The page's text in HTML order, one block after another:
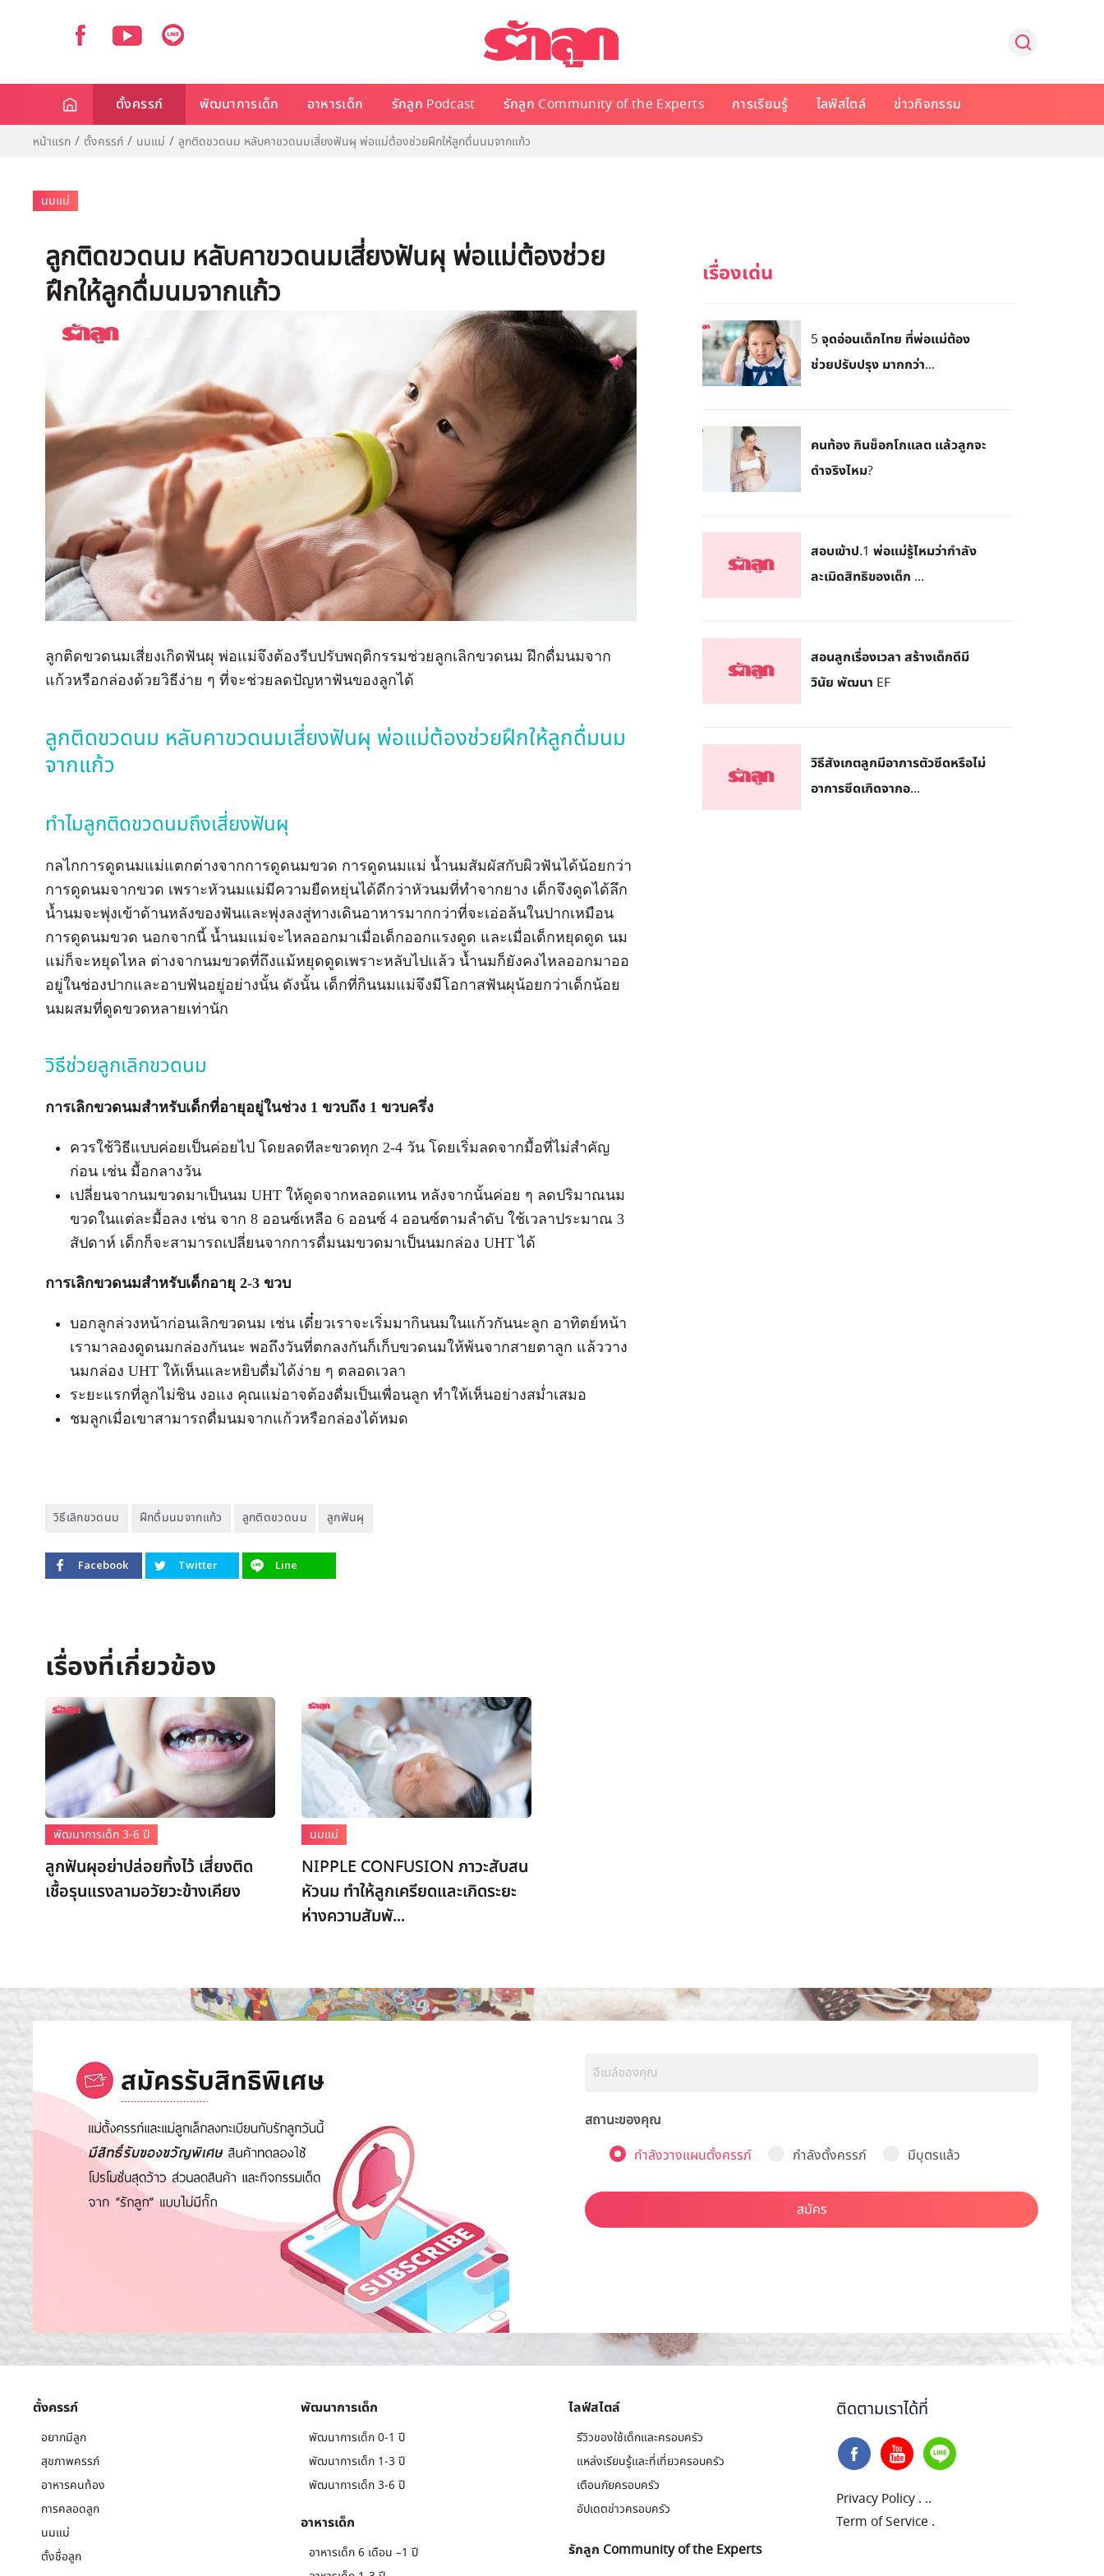
ตั้งครรภ์ พัฒนาการเด็ก อาหารเด็ก รักลูก Podcast รักลูก Community of the Experts การเรียนรู้ ไลฟ์สไตล์ ข่าวกิจกรรม
หน้าแรก ตั้งครรภ์ นมแม่ ลูกติดขวดนม หลับคาขวดนมเสี่ยงฟันผุ พ่อแม่ต้องช่วยฝึกให้ลูกดื่มนมจากแก้ว
นมแม่
ลูกติดขวดนม หลับคาขวดนมเสี่ยงฟันผุ พ่อแม่ต้องช่วย
ฝึกให้ลูกดื่มนมจากแก้ว
ลูกติดขวดนมเสี่ยงเกิดฟันผุ พ่อแม่จึงต้องรีบปรับพฤติกรรมช่วยลูกเลิกขวดนม ฝึกดื่มนมจาก
แก้วหรือกล่องด้วยวิธีง่าย ๆ ที่จะช่วยลดปัญหาฟันของลูกได้
ลูกติดขวดนม หลับคาขวดนมเสี่ยงฟันผุ พ่อแม่ต้องช่วยฝึกให้ลูกดื่มนม
จากแก้ว
ทำไมลูกติดขวดนมถึงเสี่ยงฟันผุ
กลไกการดูดนมแม่แตกต่างจากการดูดนมขวด การดูดนมแม่ น้ำนมสัมผัสกับผิวฟันได้น้อยกว่า
การดูดนมจากขวด เพราะหัวนมแม่มีความยืดหยุ่นได้ดีกว่าหัวนมที่ทำจากยาง เด็กจึงดูดได้ลึก
น้ำนมจะพุ่งเข้าด้านหลังของฟันและพุ่งลงสู่ทางเดินอาหารมากกว่าที่จะเอ่อล้นในปากเหมือน
การดูดนมขวด นอกจากนี้ น้ำนมแม่จะไหลออกมาเมื่อเด็กออกแรงดูด และเมื่อเด็กหยุดดูด นม
แม่ก็จะหยุดไหล ต่างจากนมขวดที่ถึงแม้หยุดดูดเพราะหลับไปแล้ว น้ำนมก็ยังคงไหลออกมาออ
อยู่ในช่องปากและอาบฟันอยู่อย่างนั้น ดังนั้น เด็กที่กินนมแม่จึงมีโอกาสฟันผุน้อยกว่าเด็กน้อย
นมผสมที่ดูดขวดหลายเท่านัก
วิธีช่วยลูกเลิกขวดนม
การเลิกขวดนมสำหรับเด็กที่อายุอยู่ในช่วง 1 ขวบถึง 1 ขวบครึ่ง
ควรใช้วิธีแบบค่อยเป็นค่อยไป โดยลดทีละขวดทุก 2-4 วัน โดยเริ่มลดจากมื้อที่ไม่สำคัญ
ก่อน เช่น มื้อกลางวัน
เปลี่ยนจากนมขวดมาเป็นนม UHT ให้ดูดจากหลอดแทน หลังจากนั้นค่อย ๆ ลดปริมาณนม
ขวดในแต่ละมื้อลง เช่น จาก 8 ออนซ์เหลือ 6 ออนซ์ 4 ออนซ์ตามลำดับ ใช้เวลาประมาณ 3
สัปดาห์ เด็กก็จะสามารถเปลี่ยนจากการดื่มนมขวดมาเป็นนมกล่อง UHT ได้
การเลิกขวดนมสำหรับเด็กอายุ 2-3 ขวบ
บอกลูกล่วงหน้าก่อนเลิกขวดนม เช่น เดี๋ยวเราจะเริ่มมากินนมในแก้วกันนะลูก อาทิตย์หน้า
เรามาลองดูดนมกล่องกันนะ พอถึงวันที่ตกลงกันก็เก็บขวดนมให้พ้นจากสายตาลูก แล้ววาง
นมกล่อง UHT ให้เห็นและหยิบดื่มได้ง่าย ๆ ตลอดเวลา
ระยะแรกที่ลูกไม่ชิน งอแง คุณแม่อาจต้องดื่มเป็นเพื่อนลูก ทำให้เห็นอย่างสม่ำเสมอ
ชมลูกเมื่อเขาสามารถดื่มนมจากแก้วหรือกล่องได้หมด
วิธีเลิกขวดนม ฝึกดื่มนมจากแก้ว ลูกติดขวดนม ลูกฟันผุ
Facebook Twitter Line
5 จุดอ่อนเด็กไทย ที่พ่อแม่ต้อง
ช่วยปรับปรุง มากกว่า...
คนท้อง กินช็อกโกแลต แล้วลูกจะ
ดำจริงไหม?
สอบเข้าป.1 พ่อแม่รู้ไหมว่ากำลัง
ละเมิดสิทธิของเด็ก ...
สอนลูกเรื่องเวลา สร้างเด็กดีมี
วินัย พัฒนา EF
วิธีสังเกตลูกมีอาการตัวซีดหรือไม่
อาการซีดเกิดจากอ...
พัฒนาการเด็ก 3-6 ปี
ลูกฟันผุอย่าปล่อยทิ้งไว้ เสี่ยงติด
เชื้อรุนแรงลามอวัยวะข้างเคียง
นมแม่
NIPPLE CONFUSION ภาวะสับสน
หัวนม ทำให้ลูกเครียดและเกิดระยะ
ห่างความสัมพั...
สถานะของคุณ
กำลังวางแผนตั้งครรภ์
กำลังตั้งครรภ์ มีบุตรแล้ว
สมัคร
ตั้งครรภ์
อยากมีลูก
สุขภาพครรภ์
อาหารคนท้อง
การคลอดลูก
นมแม่
ตั้งชื่อลูก
พัฒนาการเด็ก
พัฒนาการเด็ก 0-1 ปี
พัฒนาการเด็ก 1-3 ปี
พัฒนาการเด็ก 3-6 ปี
อาหารเด็ก
อาหารเด็ก 6 เดือน –1 ปี
ไลฟ์สไตล์
รีวิวของใช้เด็กและครอบครัว
แหล่งเรียนรู้และที่เที่ยวครอบครัว
เตือนภัยครอบครัว
อัปเดตข่าวครอบครัว
รักลูก Community of the Experts
ติดตามเราได้ที่
Privacy Policy . ..
Term of Service .